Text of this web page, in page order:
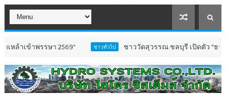
ษา 2569” ข่าวทั่วไป ชาววัดสุวรรณ ชลบุรี เปิดตัว “ธรรมนูญชุมชน